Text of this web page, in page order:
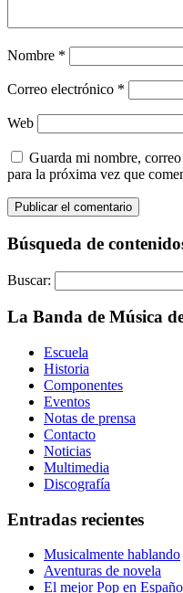
Nombre *
Correo electrónico *
Web
Guarda mi nombre,
para la próxima vez que
Búsqueda de
Buscar:
La Banda de Música
Escuela
Historia
Componentes
Eventos
Notas de prensa
Contacto
Noticias
Multimedia
Discografía
Entradas recientes
Musicalmente hablando
Aventuras de novela
El mejor Pop en